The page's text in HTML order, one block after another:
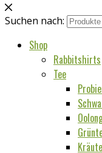
Suchen nach:
Shop
Rabbitshirts
Tee